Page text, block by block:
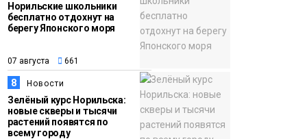
Норильские школьники
бесплатно отдохнут на
берегу Японского моря
07 августа 661
8 Новости
Зелёный курс Норильска:
новые скверы и тысячи
растений появятся по
всему городу